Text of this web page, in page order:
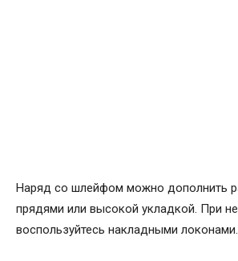
Наряд со шлейфом можно дополнить
прядями или высокой укладкой. При
воспользуйтесь накладными локонами.